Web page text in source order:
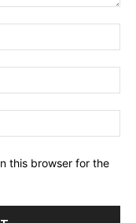
this browser for the